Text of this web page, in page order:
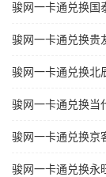
骏网一卡通兑换国
骏网一卡通兑换贵
骏网一卡通兑换北
骏网一卡通兑换当
骏网一卡通兑换京
骏网一卡通兑换永